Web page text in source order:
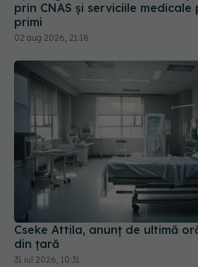
02 aug 2026, 21:18
Cseke Attila, anunț de ultimă
din țară
31 iul 2026, 10:31